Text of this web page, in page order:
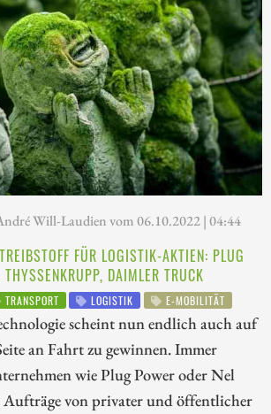
Will-Laudien vom 06.10.2022 | 04:44
FÜR LOGISTIK-AKTIEN: PLUG
DAIMLER TRUCK
TRANSPORT LOGISTIK E-MOBILITÄT
scheint nun endlich auch auf
an Fahrt zu gewinnen. Immer
wie Plug Power oder Nel
Aufträge von privater und öffentlicher